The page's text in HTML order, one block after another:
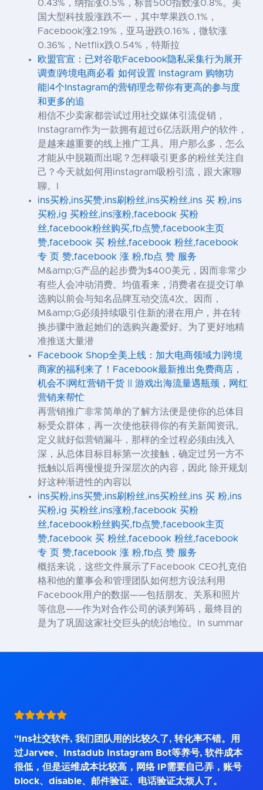
0.43%，纳指涨0.5%，标普500指数涨0.8%。美
国大型科技股涨跌不一，其中苹果跌0.1%，
Facebook涨2.19%，亚马逊跌0.16%，微软涨
0.36%，Netflix跌0.54%，特斯拉
欧盟官宣：已对谷歌Facebook隐私采集行为展开
调查|跨境电商必看 如何设置 Instagram 购物功
能|4个Instagram的营销理念帮你有更高的参与度
和更多的追
相信不少卖家都尝试过用社交媒体引流促销，
Instagram作为一款拥有超过6亿活跃用户的软件，
是越来越重要的线上推广工具。用户那么多，怎么
才能从中脱颖而出呢？怎样吸引更多的粉丝关注自
己？今天就如何用instagram吸粉引流，跟大家聊
聊。I
ins买粉,ins买赞,ins刷粉丝,ins买粉丝,ins 买 粉,ins
买粉,ig 买粉丝,ins涨粉,facebook 买粉
丝,facebook粉丝购买,fb点赞,facebook主页
赞,facebook 买 粉丝,facebook 粉丝,facebook
专 页 赞,facebook 涨 粉,fb点 赞 服务
M&amp;G产品的起步费为$400美元，因而非常少
有些人会冲动消费。均值看来，消费者在提交订单
选购以前会与知名品牌互动交流4次。因而，
M&amp;G必须持续吸引住新的潜在用户，并在转
换步骤中激起她们的选购兴趣爱好。为了更好地精
准推送大量潜
Facebook Shop全美上线：加大电商领域力|跨境
商家的福利来了！Facebook最新推出免费商店，
机会不|网红营销干货 || 游戏出海流量遇瓶颈，网红
营销来帮忙
再营销推广非常简单的了解方法便是使你的总体目
标受众群体，再一次使他获得你的有关新闻资讯。
定义就好似营销漏斗，那样的全过程必须由浅入
深，从总体目标目标第一次接触，确定过另一方不
抵触以后再慢慢提升深层次的內容，因此 除开规划
好这种渐进性的內容以
ins买粉,ins买赞,ins刷粉丝,ins买粉丝,ins 买 粉,ins
买粉,ig 买粉丝,ins涨粉,facebook 买粉
丝,facebook粉丝购买,fb点赞,facebook主页
赞,facebook 买 粉丝,facebook 粉丝,facebook
专 页 赞,facebook 涨 粉,fb点 赞 服务
概括来说，这些文件展示了Facebook CEO扎克伯
格和他的董事会和管理团队如何想方设法利用
Facebook用户的数据——包括朋友、关系和照片
等信息——作为对合作公司的谈判筹码，最终目的
是为了巩固这家社交巨头的统治地位。In summar
"Ins社交软件, 我们团队用的比较久了, 转化率不错。用
过Jarvee、Instadub Instagram Bot等养号, 软件成本
很低，但是运维成本比较高，网络 IP需要自己弄，账号
block、disable、邮件验证、电话验证太烦人了。